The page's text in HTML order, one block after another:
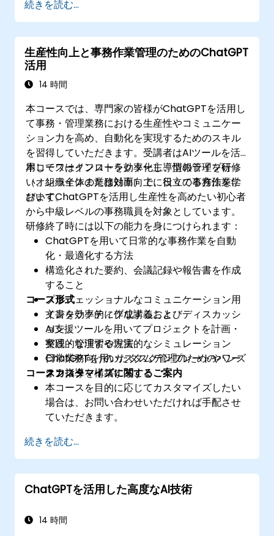
続きを読む...
生産性向上と事務作業管理のためのChatGPT
活用
14 時間
本コースでは、専門家の皆様がChatGPTを活用し
て事務・管理業務における生産性やコミュニケー
ション力を高め、自動化を実現するためのスキル
を習得していただきます。受講者はAIツールを活
用してワークフローを効率化し、情報管理を行
い、組織全体の業務効率向上に役立てる方法を学
びます。
本コースはインストラクター主導型のライブ研修
（オンラインまたは対面）で、日々の事務作業に
おいてChatGPTを活用し生産性を高めたい初心者
から中級レベルの事務職員を対象としています。
研修終了時には以下の能力を身につけられます：
ChatGPTを用いて日常的な事務作業を自動
化・最適化する方法
構造化された要約、会議記録や報告書を作成
すること
プロフェッショナルなコミュニケーション用
文書を効率的に作成すること
AI支援ツールを用いてプロジェクトを計画・
整理・管理する方法
日常業務向けのカスタムテンプレートやワー
クフローを構築すること
コース形式
インタラクティブな講義およびディスカッシ
ョン
実践的な演習や現実的なシミュレーション
ChatGPTを用いたタスク管理のためのハンズ
オン指導
コースカスタマイズに関するご案内
本コースを目的に応じてカスタマイズしたい
場合は、お問い合わせいただければ手配させ
ていただきます。
続きを読む...
ChatGPTを活用した高度なAI技術
14 時間